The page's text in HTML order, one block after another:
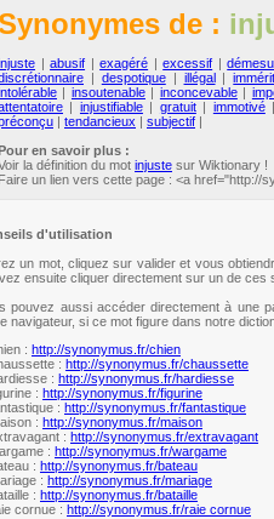
de :
|abusif |exagéré |excessif |
| despotique| illégal|
| insoutenable| inconcevable|
| injustifiable| gratuit| immotivé
| tendancieux | subjectif |
en savoir plus :
la définition du mot injuste sur Wiktionary !
Faire un lien vers cette page : <a href="http://
d'utilisation
un mot, cliquez sur valider et vous
ensuite cliquer directement sur un de
pouvez aussi accéder directement à une
navigateur, si ce mot figure dans notre
: http://synonymus.fr/chien
: http://synonymus.fr/chaussette
: http://synonymus.fr/hardiesse
: http://synonymus.fr/figurine
: http://synonymus.fr/fantastique
: http://synonymus.fr/maison
: http://synonymus.fr/extravagant
: http://synonymus.fr/wargame
: http://synonymus.fr/bateau
: http://synonymus.fr/mariage
: http://synonymus.fr/bataille
cornue : http://synonymus.fr/raie cornue